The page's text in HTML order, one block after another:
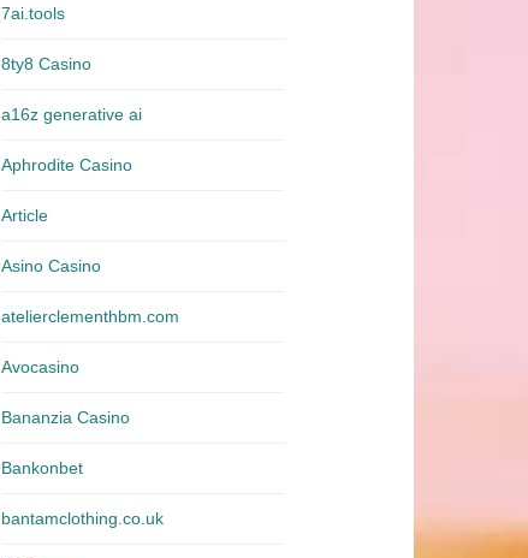
7ai.tools
8ty8 Casino
a16z generative ai
Aphrodite Casino
Article
Asino Casino
atelierclementhbm.com
Avocasino
Bananzia Casino
Bankonbet
bantamclothing.co.uk